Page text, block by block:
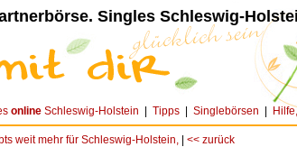
Singles Schleswig-
online Schleswig-Holstein Tipps Singlebörsen
weit mehr für Schleswig-Holstein, << zurück